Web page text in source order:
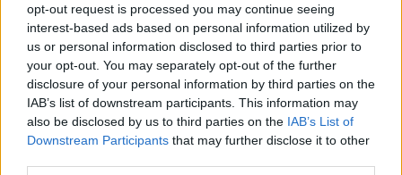
opt-out request is processed you may continue seeing
interest-based ads based on personal information utilized by
us or personal information disclosed to third parties prior to
your opt-out. You may separately opt-out of the further
disclosure of your personal information by third parties on the
IAB’s list of downstream participants. This information may
also be disclosed by us to third parties on the IAB’s List of
Downstream Participants that may further disclose it to other
Come da tradizione il palcoscenico sarà sempre la nuova piazza,
dove è posta la presentazione delle squadre dalle ore 14 e alle 15
la partenza con passaggi e arrivo. Il percorso si snoderà da Piazza
della Repubblica, via Trento Trieste, via Schedoni, via Sassuolo, via
Ferrari, Corlo via Radici, via Romano, via P. La Torre, via Rivi
(sottopasso), via Giardini, Via Trento Trieste, per complessivi 5,7
chilometri, circuito che sarà ripetuto cinque volte dalle Esordienti e
9 volte dalle Allieve. Ai nastri di partenze quasi duecento ragazze